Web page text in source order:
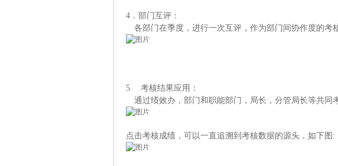
4 ． 部门互评：
各部门在季度，进行一次互评，作为部门间协作度的考
5. 考核结果应用 ：
通过绩效办，部门和职能部门，局长，分管局长等共同
点击考核成绩，可以一直追溯到考核数据的源头，如下图 :